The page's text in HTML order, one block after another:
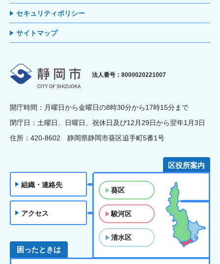
セキュリティポリシー
サイトマップ
静岡市
法人番号：8000020221007
開庁時間：月曜日から金曜日の8時30分から17時15分まで
閉庁日：土曜日、日曜日、祝休日及び12月29日から翌年1月3日
住所：420-8602 静岡県静岡市葵区追手町5番1号
組織・連絡先
アクセス
区役所案内
葵区
駿河区
清水区
困ったときは